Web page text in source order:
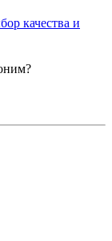
качества и